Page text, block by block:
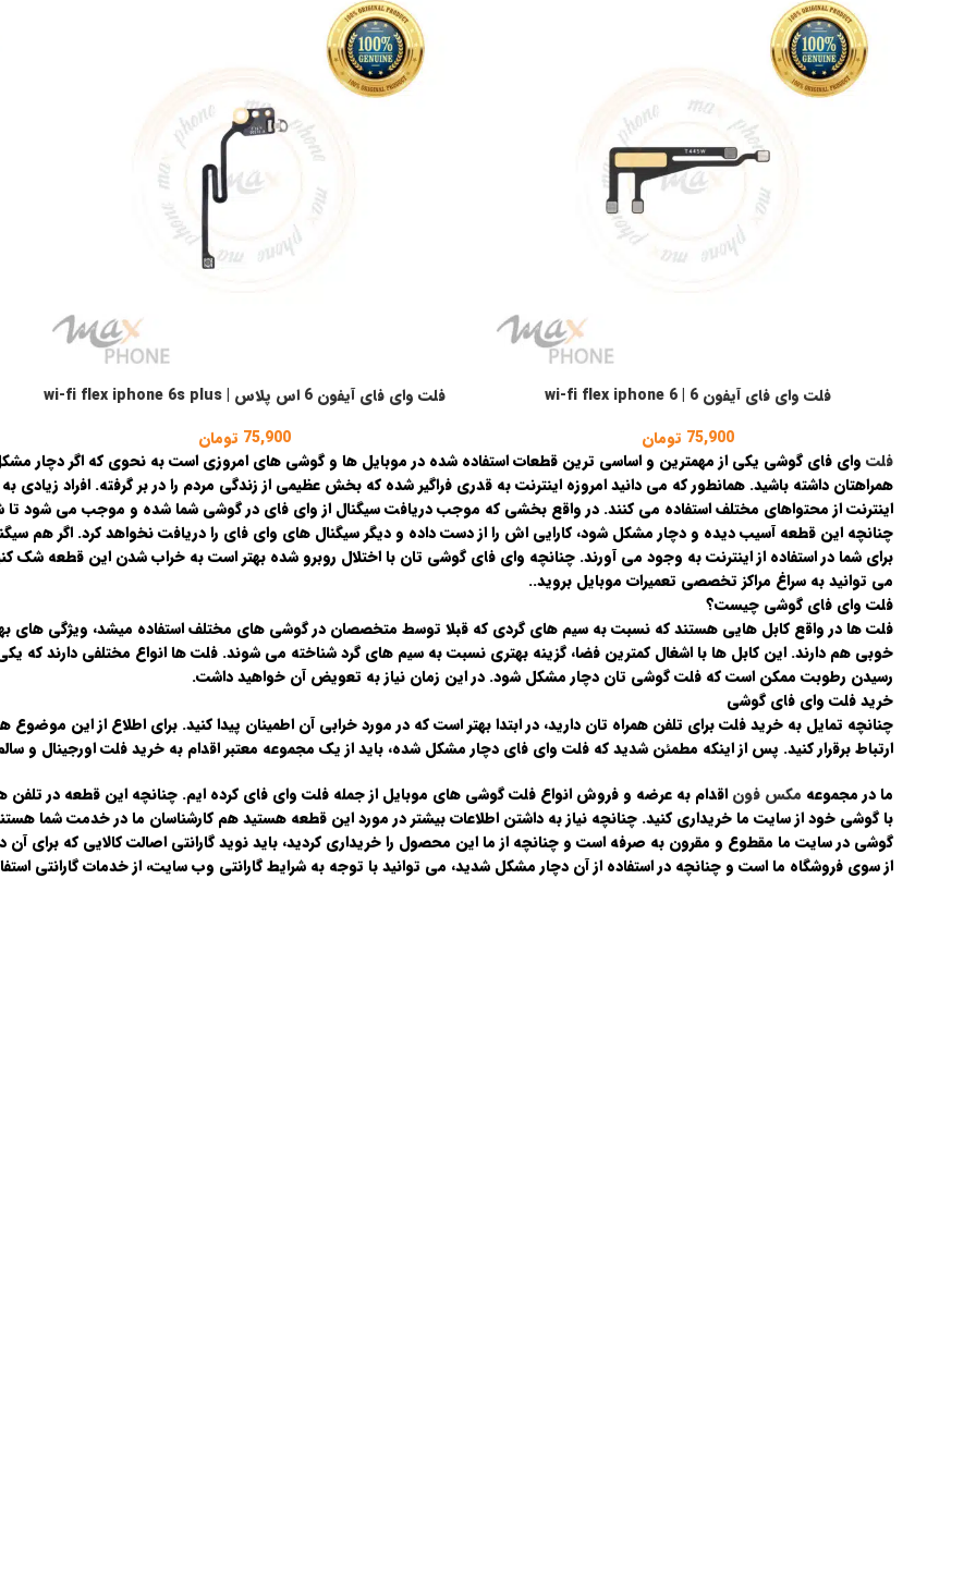
افزودن به سبد خرید
فلت وای فای آیفون 6 | wi-fi flex iphone 6
75,900 تومان
افزودن به سبد خرید
فلت وای فای آیفون 6 اس پلاس | wi-fi flex iphone 6s plus
75,900 تومان
فلت وای فای گوشی یکی از مهمترین و اساسی ترین قطعات استفاده شده در موبایل ها و گوشی های امروزی است به نحوی که اگر دچار مشکل
همراهتان داشته باشید. همانطور که می دانید امروزه اینترنت به قدری فراگیر شده که بخش عظیمی از زندگی مردم را در بر گرفته. افراد
اینترنت از محتواهای مختلف استفاده می کنند. در واقع بخشی که موجب دریافت سیگنال از وای فای در گوشی شما شده و موجب می شود
چنانچه این قطعه آسیب دیده و دچار مشکل شود، کارایی اش را از دست داده و دیگر سیگنال های وای فای را دریافت نخواهد کرد. اگر هم
برای شما در استفاده از اینترنت به وجود می آورند. چنانچه وای فای گوشی تان با اختلال روبرو شده بهتر است به خراب شدن این قطعه شک
می توانید به سراغ مراکز تخصصی تعمیرات موبایل بروید..
فلت وای فای گوشی چیست؟
فلت ها در واقع کابل هایی هستند که نسبت به سیم های گردی که قبلا توسط متخصصان در گوشی های مختلف استفاده میشد، ویژگی های
خوبی هم دارند. این کابل ها با اشغال کمترین فضا، گزینه بهتری نسبت به سیم های گرد شناخته می شوند. فلت ها انواع مختلفی دارند که
رسیدن رطوبت ممکن است که فلت گوشی تان دچار مشکل شود. در این زمان نیاز به تعویض آن خواهید داشت.
خرید فلت وای فای گوشی
چنانچه تمایل به خرید فلت برای تلفن همراه تان دارید، در ابتدا بهتر است که در مورد خرابی آن اطمینان پیدا کنید. برای اطلاع از این
ارتباط برقرار کنید. پس از اینکه مطمئن شدید که فلت وای فای دچار مشکل شده، باید از یک مجموعه معتبر اقدام به خرید فلت اورجینال و
ما در مجموعه مکس فون اقدام به عرضه و فروش انواع فلت گوشی های موبایل از جمله فلت وای فای کرده ایم. چنانچه این قطعه در تلفن
با گوشی خود از سایت ما خریداری کنید. چنانچه نیاز به داشتن اطلاعات بیشتر در مورد این قطعه هستید هم کارشناسان ما در خدمت شما
گوشی در سایت ما مقطوع و مقرون به صرفه است و چنانچه از ما این محصول را خریداری کردید، باید نوید گارانتی اصالت کالایی که برای آن
از سوی فروشگاه ما است و چنانچه در استفاده از آن دچار مشکل شدید، می توانید با توجه به شرایط گارانتی وب سایت، از خدمات گارانتی